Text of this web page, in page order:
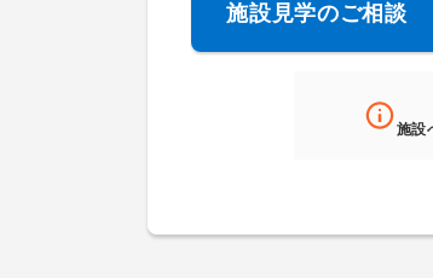
施設見学のご相談
施設